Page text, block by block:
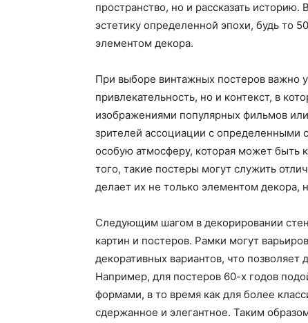
пространство, но и рассказать
эстетику определенной эпохи, будь то
элементом декора.
При выборе винтажных постеров важно
привлекательность, но и контекст, в
изображениями популярных фильмов
зрителей ассоциации с определенными
особую атмосферу, которая может быть
того, такие постеры могут служить
делает их не только элементом декора,
Следующим шагом в декорировании
картин и постеров. Рамки могут
декоративных вариантов, что
Например, для постеров 60-х годов
формами, в то время как для более
сдержанное и элегантное. Таким